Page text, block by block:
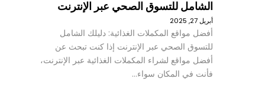
الشامل للتسوق الصحي عبر الإنترنت
أبريل 27, 2025
أفضل مواقع المكملات الغذائية: دليلك الشامل
للتسوق الصحي عبر الإنترنت إذا كنت تبحث عن
أفضل مواقع لشراء المكملات الغذائية عبر الإنترنت،
فأنت في المكان سواء…